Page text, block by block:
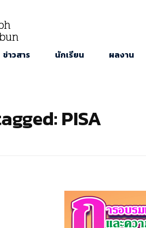
ข่าวสาร นักเรียน ผลงาน
PISA